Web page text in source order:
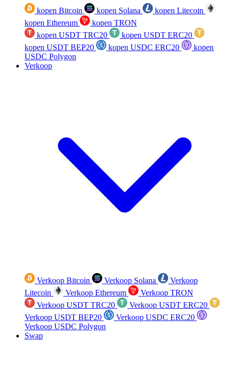
kopen Bitcoin kopen Solana
kopen Litecoin
kopen Ethereum
kopen TRON
kopen USDT TRC20
kopen USDT ERC20
kopen USDT BEP20
kopen USDC ERC20
kopen
USDC Polygon
Verkoop
Verkoop Bitcoin Verkoop Solana
Verkoop
Litecoin
Verkoop Ethereum
Verkoop TRON
Verkoop USDT TRC20
Verkoop USDT ERC20
Verkoop USDT BEP20
Verkoop USDC ERC20
Verkoop USDC Polygon
Swap